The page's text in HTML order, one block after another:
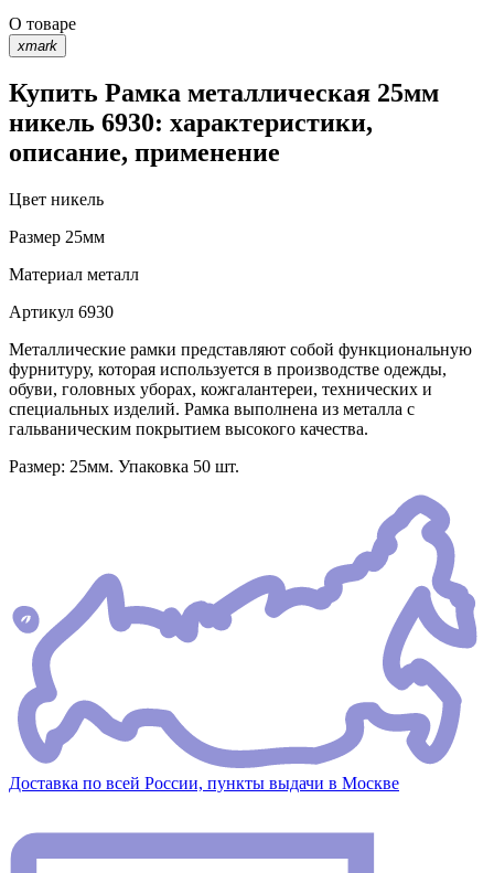
О товаре
xmark
Купить Рамка металлическая 25мм
никель 6930: характеристики,
описание, применение
Цвет никель
Размер 25мм
Материал металл
Артикул 6930
Металлические рамки представляют собой функциональную
фурнитуру, которая используется в производстве одежды,
обуви, головных уборах, кожгалантереи, технических и
специальных изделий. Рамка выполнена из металла с
гальваническим покрытием высокого качества.
Размер: 25мм. Упаковка 50 шт.
Доставка по всей России, пункты выдачи в Москве